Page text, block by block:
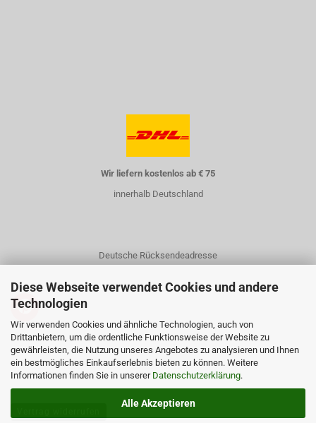
Diese Webseite verwendet Cookies und andere
Technologien
Wir verwenden Cookies und ähnliche Technologien, auch von
Drittanbietern, um die ordentliche Funktionsweise der Website zu
gewährleisten, die Nutzung unseres Angebotes zu analysieren und Ihnen
ein bestmögliches Einkaufserlebnis bieten zu können. Weitere
Informationen finden Sie in unserer Datenschutzerklärung.
Alle Akzeptieren
Wir liefern kostenlos ab € 75
innerhalb Deutschland
Deutsche Rücksendeadresse
Kontakt
Über uns